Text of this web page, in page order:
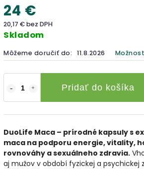
24 €
20,17 € bez DPH
Skladom
Môžeme doručiť do: 11.8.2026
Pridať do košíka
DuoLife Maca – prírodné kapsuly s
maca na podporu energie, vitality,
rovnováhy a sexuálneho zdravia.
aj mužov v období fyzickej a psychickej